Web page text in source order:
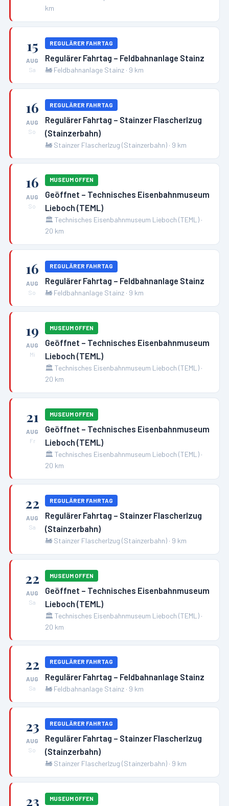
km
15
AUG
Sa
REGULÄRER FAHRTAG
Regulärer Fahrtag – Feldbahnanlage Stainz
🚂 Feldbahnanlage Stainz · 9 km
16
AUG
So
REGULÄRER FAHRTAG
Regulärer Fahrtag – Stainzer Flascherlzug
(Stainzerbahn)
🚂 Stainzer Flascherlzug (Stainzerbahn) · 9 km
16
AUG
So
MUSEUM OFFEN
Geöffnet – Technisches Eisenbahnmuseum
Lieboch (TEML)
🏛️ Technisches Eisenbahnmuseum Lieboch (TEML) ·
20 km
16
AUG
So
REGULÄRER FAHRTAG
Regulärer Fahrtag – Feldbahnanlage Stainz
🚂 Feldbahnanlage Stainz · 9 km
19
AUG
Mi
MUSEUM OFFEN
Geöffnet – Technisches Eisenbahnmuseum
Lieboch (TEML)
🏛️ Technisches Eisenbahnmuseum Lieboch (TEML) ·
20 km
21
AUG
Fr
MUSEUM OFFEN
Geöffnet – Technisches Eisenbahnmuseum
Lieboch (TEML)
🏛️ Technisches Eisenbahnmuseum Lieboch (TEML) ·
20 km
22
AUG
Sa
REGULÄRER FAHRTAG
Regulärer Fahrtag – Stainzer Flascherlzug
(Stainzerbahn)
🚂 Stainzer Flascherlzug (Stainzerbahn) · 9 km
22
AUG
Sa
MUSEUM OFFEN
Geöffnet – Technisches Eisenbahnmuseum
Lieboch (TEML)
🏛️ Technisches Eisenbahnmuseum Lieboch (TEML) ·
20 km
22
AUG
Sa
REGULÄRER FAHRTAG
Regulärer Fahrtag – Feldbahnanlage Stainz
🚂 Feldbahnanlage Stainz · 9 km
23
AUG
So
REGULÄRER FAHRTAG
Regulärer Fahrtag – Stainzer Flascherlzug
(Stainzerbahn)
🚂 Stainzer Flascherlzug (Stainzerbahn) · 9 km
23 MUSEUM OFFEN